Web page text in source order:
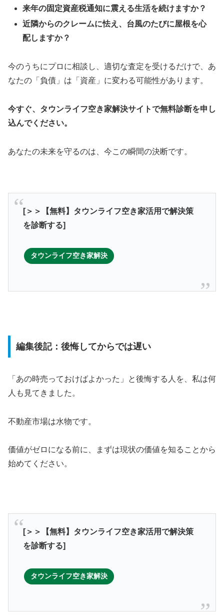
来年の固定資産税通知に震える生活を続けますか？
近隣からのクレームに怯え、台風のたびに屋根を心
配しますか？
今のうちにプロに相談し、適切な査定を受けるだけで、あ
なたの「負債」は「資産」に変わる可能性があります。
今すぐ、タウンライフ空き家解決サイトで無料診断を申し
込んでください。
あなたの未来を守るのは、今この瞬間の決断です。
[＞＞【無料】タウンライフ空き家活用で解決策
を診断する]
タウンライフ空き家解決
編集後記：後悔してからでは遅い
「あの時売っておけばよかった」と後悔する人を、私は何
人も見てきました。
不動産市場は水物です。
価値がゼロになる前に、まずは現状の価値を知ることから
始めてください。
[＞＞【無料】タウンライフ空き家活用で解決策
を診断する]
タウンライフ空き家解決